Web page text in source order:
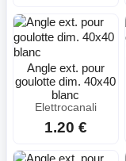
Angle ext. pour
goulotte dim. 40x40
blanc
Elettrocanali
1.20 €